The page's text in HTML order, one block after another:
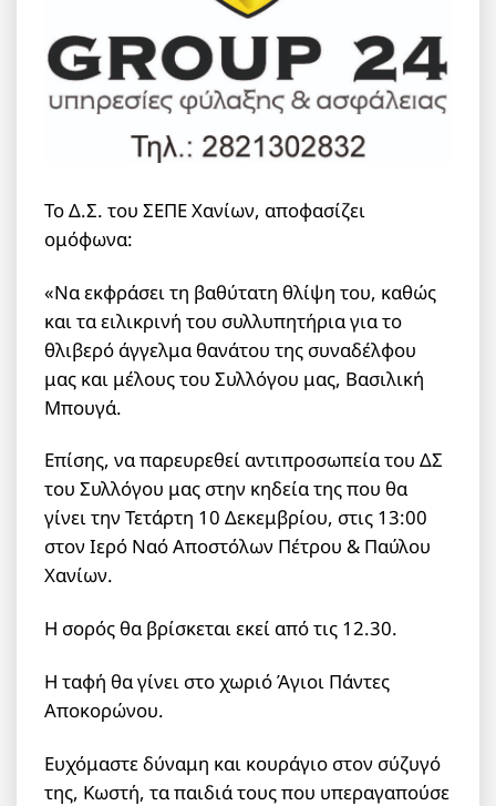
Το Δ.Σ. του ΣΕΠΕ Χανίων, αποφασίζει
ομόφωνα:
«Να εκφράσει τη βαθύτατη θλίψη του, καθώς
και τα ειλικρινή του συλλυπητήρια για το
θλιβερό άγγελμα θανάτου της συναδέλφου
μας και μέλους του Συλλόγου μας, Βασιλική
Μπουγά.
Επίσης, να παρευρεθεί αντιπροσωπεία του ΔΣ
του Συλλόγου μας στην κηδεία της που θα
γίνει την Τετάρτη 10 Δεκεμβρίου, στις 13:00
στον Ιερό Ναό Αποστόλων Πέτρου & Παύλου
Χανίων.
Η σορός θα βρίσκεται εκεί από τις 12.30.
Η ταφή θα γίνει στο χωριό Άγιοι Πάντες
Αποκορώνου.
Ευχόμαστε δύναμη και κουράγιο στον σύζυγό
της, Κωστή, τα παιδιά τους που υπεραγαπούσε